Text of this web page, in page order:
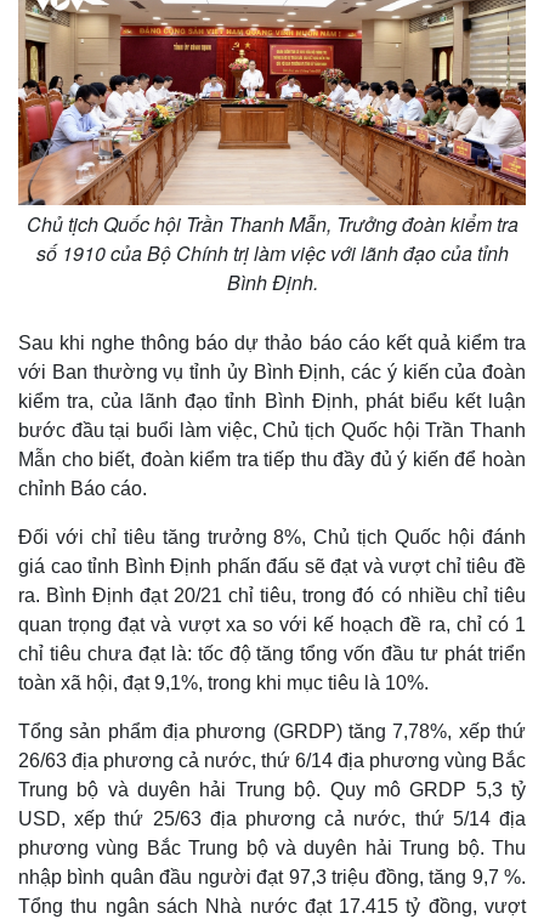
Thế giới
Quan sát
Cuộc sống đó đây
Hồ sơ
Multimedia
Video
Ảnh
E-Magazine
Infographic
Chủ tịch Quốc hội Trần Thanh Mẫn, Trưởng đoàn kiểm tra
số 1910 của Bộ Chính trị làm việc với lãnh đạo của tỉnh
Bình Định.
Sau khi nghe thông báo dự thảo báo cáo kết quả kiểm tra
với Ban thường vụ tỉnh ủy Bình Định, các ý kiến của đoàn
kiểm tra, của lãnh đạo tỉnh Bình Định, phát biểu kết luận
bước đầu tại buổi làm việc, Chủ tịch Quốc hội Trần Thanh
Mẫn cho biết, đoàn kiểm tra tiếp thu đầy đủ ý kiến để hoàn
chỉnh Báo cáo.
Đối với chỉ tiêu tăng trưởng 8%, Chủ tịch Quốc hội đánh
giá cao tỉnh Bình Định phấn đấu sẽ đạt và vượt chỉ tiêu đề
ra. Bình Định đạt 20/21 chỉ tiêu, trong đó có nhiều chỉ tiêu
quan trọng đạt và vượt xa so với kế hoạch đề ra, chỉ có 1
chỉ tiêu chưa đạt là: tốc độ tăng tổng vốn đầu tư phát triển
toàn xã hội, đạt 9,1%, trong khi mục tiêu là 10%.
Tổng sản phẩm địa phương (GRDP) tăng 7,78%, xếp thứ
26/63 địa phương cả nước, thứ 6/14 địa phương vùng Bắc
Trung bộ và duyên hải Trung bộ. Quy mô GRDP 5,3 tỷ
USD, xếp thứ 25/63 địa phương cả nước, thứ 5/14 địa
phương vùng Bắc Trung bộ và duyên hải Trung bộ. Thu
nhập bình quân đầu người đạt 97,3 triệu đồng, tăng 9,7 %.
Tổng thu ngân sách Nhà nước đạt 17.415 tỷ đồng, vượt